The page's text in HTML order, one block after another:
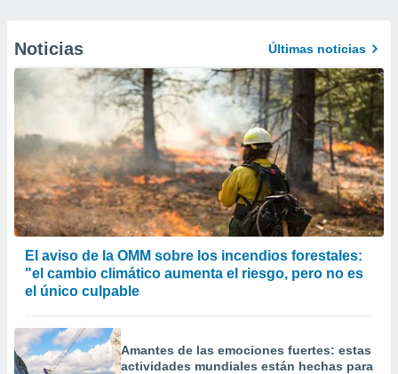
Noticias Últimas noticias
El aviso de la OMM sobre los incendios forestales:
"el cambio climático aumenta el riesgo, pero no es
el único culpable
Amantes de las emociones fuertes: estas
actividades mundiales están hechas para